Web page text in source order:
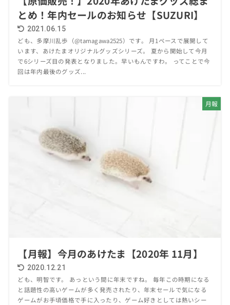
とめ！年内セールのお知らせ【SUZURI】
2021.06.15
ども、多摩川乱歩（@tamagawa2525）です。 月1ペースで展開して
います、あけたまオリジナルグッズシリーズ。 夏から開始して今月
で6シリーズ目の発表となりました。早いもんですわ。 ってことで今
回は年内最後のグッズ...
月報
【月報】今月のあけたま【2020年 11月】
2020.12.21
ども、明智です。 あっという間に年末ですね。 毎年この時期になる
と話題性の高いゲームが多く発売されたり、年末セールで気になる
ゲームがお手頃価格で手に入ったり、ゲーム好きとしては熱いシー